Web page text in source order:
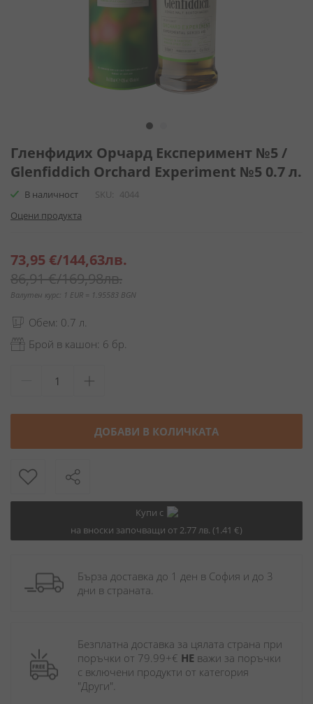
към
началото
на
галерия
снимки
Гленфидих Орчард Експеримент №5 /
Glenfiddich Orchard Experiment №5 0.7 л.
В наличност SKU
4044
Оцени продукта
Специална
цена
73,95 €/144,63лв.
86,91 €/169,98лв.
Валутен курс: 1 EUR = 1.95583 BGN
Обем: 0.7 л.
Брой в кашон: 6 бр.
ДОБАВИ В КОЛИЧКАТА
Купи с
на вноски започващи от 2.77 лв. (1.41 €)
Бърза доставка до 1 ден в София и до 3
дни в страната.
Безплатна доставка за цялата страна при
поръчки от 79.99+€ НЕ важи за поръчки
с включени продукти от категория
"Други".